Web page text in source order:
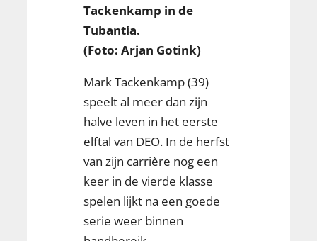
Tackenkamp in de
Tubantia.
(Foto: Arjan Gotink)
Mark Tackenkamp (39)
speelt al meer dan zijn
halve leven in het eerste
elftal van DEO. In de herfst
van zijn carrière nog een
keer in de vierde klasse
spelen lijkt na een goede
serie weer binnen